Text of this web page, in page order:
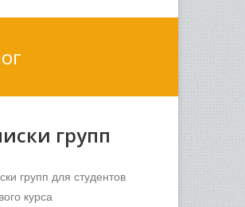
групп
групп для студентов
курса